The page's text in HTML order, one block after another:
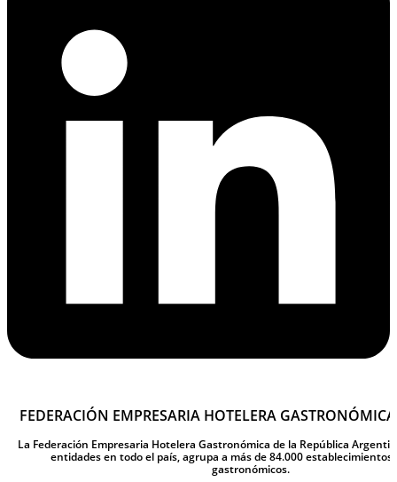
FEDERACIÓN EMPRESARIA HOTELERA
La Federación Empresaria Hotelera Gastronómica de la República
entidades en todo el país, agrupa a más de 84.000 establecimientos
gastronómicos.